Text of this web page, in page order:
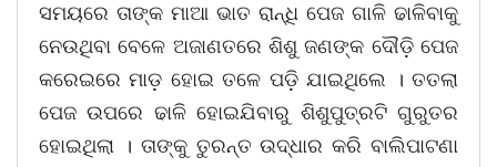
ସମୟରେ ତାଙ୍କ ମାଆ ଭାତ ରାନ୍ଧି ପେଜ ଗାଳି ଢାଳିବାକୁ
ନେଉଥିବା ବେଳେ ଅଜାଣତରେ ଶିଶୁ ଜଣଙ୍କ ଦୌଡ଼ି ପେଜ
କରେଇରେ ମାଡ଼ ହୋଇ ତଳେ ପଡ଼ି ଯାଇଥିଲେ । ତତଲା
ପେଜ ଉପରେ ଢାଳି ହୋଇଯିବାରୁ ଶିଶୁପୁତ୍ରଟି ଗୁରୁତର
ହୋଇଥିଲା । ତାଙ୍କୁ ତୁରନ୍ତ ଉଦ୍ଧାର କରି ବାଲିପାଟଣା